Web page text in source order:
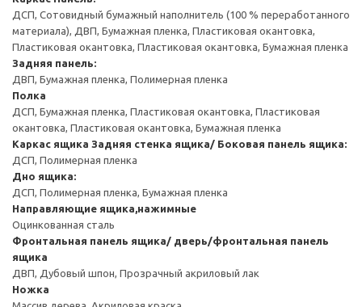
ДСП, Сотовидный бумажный наполнитель (100 % переработанного
материала), ДВП, Бумажная пленка, Пластиковая окантовка,
Пластиковая окантовка, Пластиковая окантовка, Бумажная пленка
Задняя панель:
ДВП, Бумажная пленка, Полимерная пленка
Полка
ДСП, Бумажная пленка, Пластиковая окантовка, Пластиковая
окантовка, Пластиковая окантовка, Бумажная пленка
Каркас ящика Задняя стенка ящика/ Боковая панель ящика:
ДСП, Полимерная пленка
Дно ящика:
ДСП, Полимерная пленка, Бумажная пленка
Направляющие ящика,нажимные
Оцинкованная сталь
Фронтальная панель ящика/ дверь/фронтальная панель
ящика
ДВП, Дубовый шпон, Прозрачный акриловый лак
Ножка